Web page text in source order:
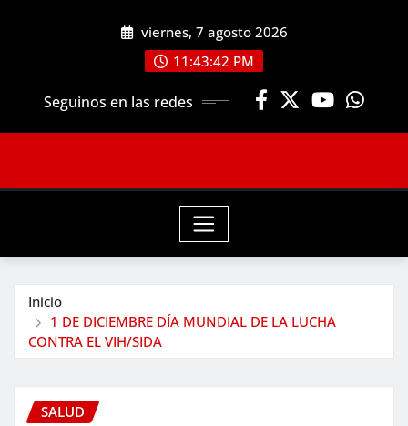
viernes, 7 agosto 2026
11:43:43 PM
Seguinos en las redes
Inicio
1 DE DICIEMBRE DÍA MUNDIAL DE LA LUCHA
CONTRA EL VIH/SIDA
SALUD